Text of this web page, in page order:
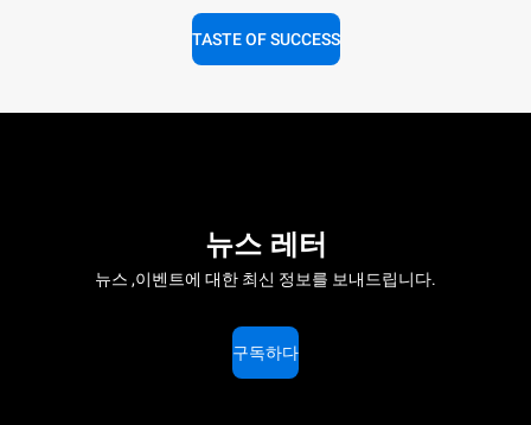
TASTE OF SUCCESS
뉴스 레터
뉴스 ,이벤트에 대한 최신 정보를 보내드립니다.
구독하다